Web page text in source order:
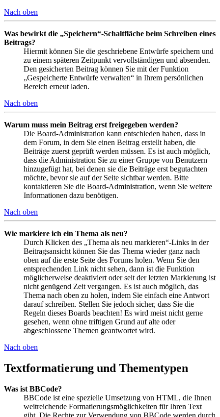
Nach oben
Was bewirkt die „Speichern“-Schaltfläche beim Schreiben eines
Beitrags?
Hiermit können Sie die geschriebene Entwürfe speichern und
zu einem späteren Zeitpunkt vervollständigen und absenden.
Den gesicherten Beitrag können Sie mit der Funktion
„Gespeicherte Entwürfe verwalten“ in Ihrem persönlichen
Bereich erneut laden.
Nach oben
Warum muss mein Beitrag erst freigegeben werden?
Die Board-Administration kann entschieden haben, dass in
dem Forum, in dem Sie einen Beitrag erstellt haben, die
Beiträge zuerst geprüft werden müssen. Es ist auch möglich,
dass die Administration Sie zu einer Gruppe von Benutzern
hinzugefügt hat, bei denen sie die Beiträge erst begutachten
möchte, bevor sie auf der Seite sichtbar werden. Bitte
kontaktieren Sie die Board-Administration, wenn Sie weitere
Informationen dazu benötigen.
Nach oben
Wie markiere ich ein Thema als neu?
Durch Klicken des „Thema als neu markieren“-Links in der
Beitragsansicht können Sie das Thema wieder ganz nach
oben auf die erste Seite des Forums holen. Wenn Sie den
entsprechenden Link nicht sehen, dann ist die Funktion
möglicherweise deaktiviert oder seit der letzten Markierung ist
nicht genügend Zeit vergangen. Es ist auch möglich, das
Thema nach oben zu holen, indem Sie einfach eine Antwort
darauf schreiben. Stellen Sie jedoch sicher, dass Sie die
Regeln dieses Boards beachten! Es wird meist nicht gerne
gesehen, wenn ohne triftigen Grund auf alte oder
abgeschlossene Themen geantwortet wird.
Nach oben
Textformatierung und Thementypen
Was ist BBCode?
BBCode ist eine spezielle Umsetzung von HTML, die Ihnen
weitreichende Formatierungsmöglichkeiten für Ihren Text
gibt. Die Rechte zur Verwendung von BBCode werden durch